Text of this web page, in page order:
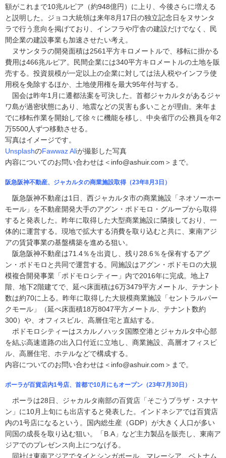
額がこれまで10兆ルピア（約948億円）に上り、今後さらに増える
と説明した。ジョコ大統領は来年8月17日の独立記念日をヌサンタ
ラで行う意向を掲げており、インフラや庁舎の建設だけでなく、民
間企業の建設事業も加速させたい考え。
ヌサンタラの開発面積は2561平方キロメートルで、移転に掛かる
費用は466兆ルピア。民間企業には340平方キロメートルの土地を販
売する。投資規模が一定以上の企業に対しては法人税やインフラ使
用税を免除するほか、土地使用権を最大95年付与する。
国会は昨年1月に遷都法案を可決した。首都ジャカルタがあるジャ
ワ島が過密状態にあり、地震などの災害も多いことが理由。来年ま
でに移転作業を開始して徐々に機能を移し、中央省庁の公務員を年2
万5500人ずつ移動させる。
写真はイメージです。
UnsplashのFawwaz Aliが撮影した写真
内容についてのお問い合わせは＜info@ashuir.com＞まで。
阪急阪神不動産、ジャカルタの商業施設取得（23年8月3日）
阪急阪神不動産は1日、西ジャカルタ市の商業施設「ネオソーホー
モール」を不動産開発大手のアグン・ポドモロ・グループから取得
すると発表した。昨年に取得した大型商業施設に隣接しており、一
体的に運営する。現地で拡大する消費を取り込むと共に、東南アジ
アの賃貸事業の基盤構築を進める狙い。
阪急阪神不動産は71.4％を出資し、残り28.6％を保有するアグ
ン・ポドモロと共同で運営する。同施設はアグン・ポドモロの大規
模複合開発事業「ポドモロシティー」内で2016年に完成。地上7
階、地下2階建てで、延べ床面積は6万3479平方メートル、テナント
数は約70に上る。昨年に取得した大規模商業施設「セントラルパー
クモール」（延べ床面積18万8047平方メートル、テナント数約
300）や、オフィスビル、高層住宅と直結する。
ポドモロシティーはスカルノハッタ国際空港とジャカルタ中心部
を結ぶ高速道路の出入口付近に立地し、商業施設、高層オフィスビ
ル、高層住宅、ホテルなどで構成する。
内容についてのお問い合わせは＜info@ashuir.com＞まで。
ポーラが百貨店内1号店、首都で10月にもオープン（23年7月30日）
ポーラは28日、ジャカルタ南部の百貨店「そごうプラザ・スナヤ
ン」に10月上旬にも出店すると発表した。インドネシアでは百貨店
内の1号店になるという。国内総生産（GDP）が大きく人口が多い
同国の成長を取り込む狙い。「B.A」など主力製品を販売し、東南ア
ジアでのプレゼンス向上につなげる。
同社は東南アジアでタイとシンガポール、マレーシア、ベトナム